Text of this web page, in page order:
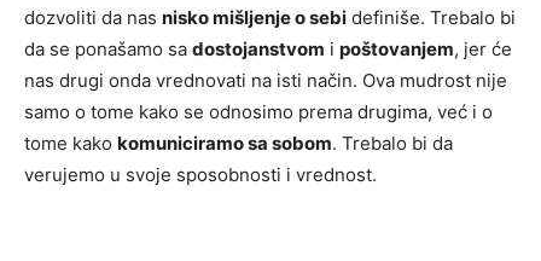
dozvoliti da nas nisko mišljenje o sebi definiše. Trebalo bi
da se ponašamo sa dostojanstvom i poštovanjem, jer će
nas drugi onda vrednovati na isti način. Ova mudrost nije
samo o tome kako se odnosimo prema drugima, već i o
tome kako komuniciramo sa sobom. Trebalo bi da
verujemo u svoje sposobnosti i vrednost.